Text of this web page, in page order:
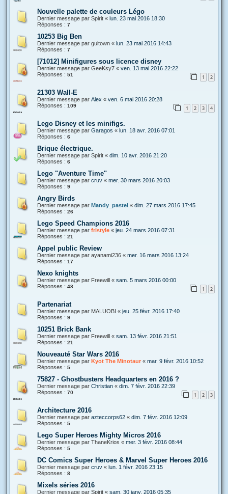
Nouvelle palette de couleurs Légo
Dernier message par Spirit « lun. 23 mai 2016 18:30
Réponses : 7
10253 Big Ben
Dernier message par guitown « lun. 23 mai 2016 14:43
Réponses : 7
[71012] Minifigures sous licence disney
Dernier message par GeeKsy7 « ven. 13 mai 2016 22:22
Réponses : 51 1 2
21303 Wall-E
Dernier message par Alex « ven. 6 mai 2016 20:28
Réponses : 109 1 2 3 4
Lego Disney et les minifigs.
Dernier message par Garagos « lun. 18 avr. 2016 07:01
Réponses : 6
Brique électrique.
Dernier message par Spirit « dim. 10 avr. 2016 21:20
Réponses : 6
Lego "Aventure Time"
Dernier message par cruv « mer. 30 mars 2016 20:03
Réponses : 9
Angry Birds
Dernier message par Mandy_pastel « dim. 27 mars 2016 17:45
Réponses : 26
Lego Speed Champions 2016
Dernier message par fristyle « jeu. 24 mars 2016 07:31
Réponses : 21
Appel public Review
Dernier message par ayanami236 « mer. 16 mars 2016 13:24
Réponses : 17
Nexo knights
Dernier message par Freewill « sam. 5 mars 2016 00:00
Réponses : 48 1 2
Partenariat
Dernier message par MALUOBI « jeu. 25 févr. 2016 17:40
Réponses : 9
10251 Brick Bank
Dernier message par Freewill « sam. 13 févr. 2016 21:51
Réponses : 21
Nouveauté Star Wars 2016
Dernier message par Kyot The Minotaur « mar. 9 févr. 2016 10:52
Réponses : 5
75827 - Ghostbusters Headquarters en 2016 ?
Dernier message par Christian « dim. 7 févr. 2016 22:39
Réponses : 70 1 2 3
Architecture 2016
Dernier message par azteccorps62 « dim. 7 févr. 2016 12:09
Réponses : 5
Lego Super Heroes Mighty Micros 2016
Dernier message par ThaneKrios « mer. 3 févr. 2016 08:44
Réponses : 5
DC Comics Super Heroes & Marvel Super Heroes 2016
Dernier message par cruv « lun. 1 févr. 2016 23:15
Réponses : 8
Mixels séries 2016
Dernier message par Spirit « sam. 30 janv. 2016 05:35